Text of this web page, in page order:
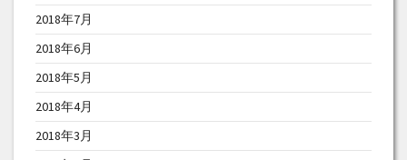
2018年7月
2018年6月
2018年5月
2018年4月
2018年3月